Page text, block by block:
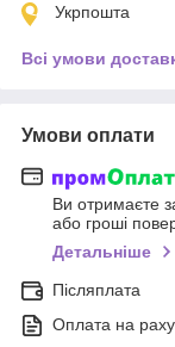
Укрпошта
Всі умови
Умови оплати
Ви отримаєте
або гроші
Детальніше
Післяплата
Оплата на